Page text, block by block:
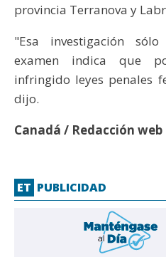
provincia Terranova y
"Esa investigación
examen indica que
infringido leyes penales
dijo.
Canadá / Redacción web
ET PUBLICIDAD